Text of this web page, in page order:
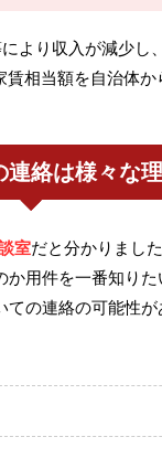
より収入が減少し
相当額を自治体
絡は様々な
室だと分かりました
用件を一番知りた
の連絡の可能性が